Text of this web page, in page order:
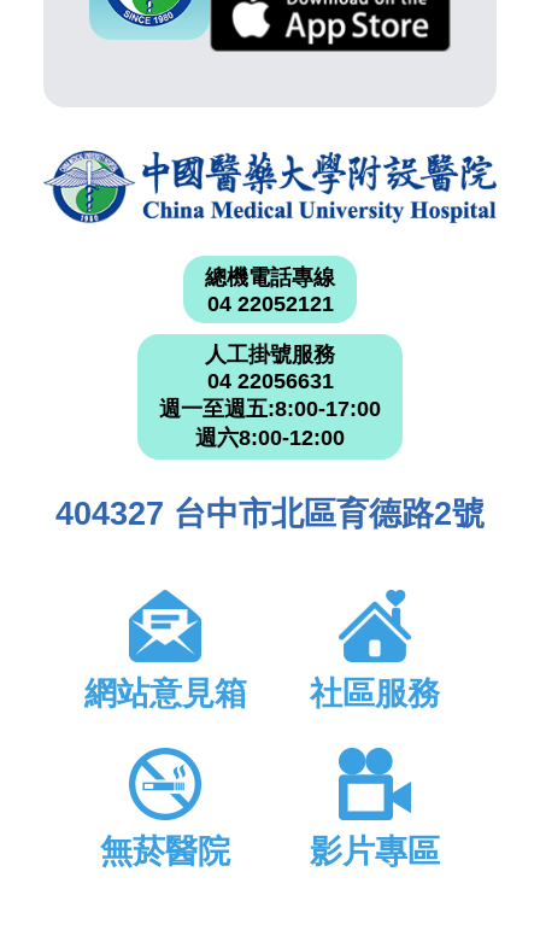
總機電話專線
04 22052121
人工掛號服務
04 22056631
週一至週五:8:00-17:00
週六8:00-12:00
404327 台中市北區育德路2號
網站意見箱 社區服務
無菸醫院 影片專區